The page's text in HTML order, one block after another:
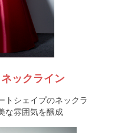
ックライン
トシェイプのネックラ
な雰囲気を醸成